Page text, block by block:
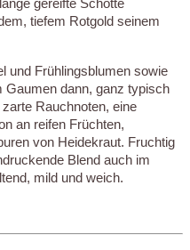
gereifte Schotte
tiefem Rotgold seinem
und Frühlingsblumen sowie
Gaumen dann, ganz typisch
Rauchnoten, eine
an reifen Früchten,
von Heidekraut. Fruchtig
Blend auch im
mild und weich.